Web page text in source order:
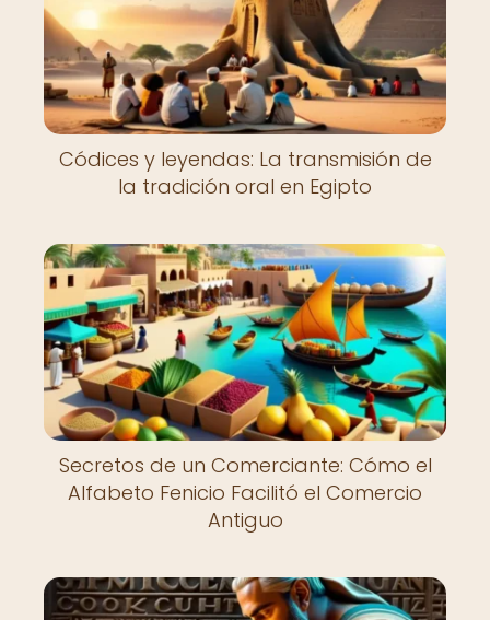
Códices y leyendas: La transmisión de
la tradición oral en Egipto
Secretos de un Comerciante: Cómo el
Alfabeto Fenicio Facilitó el Comercio
Antiguo